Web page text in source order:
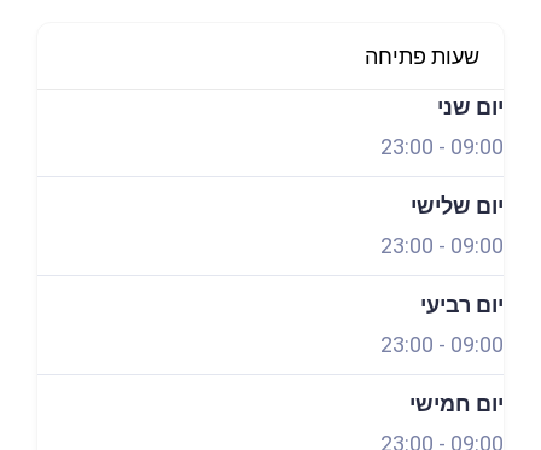
שעות פתיחה
יום שני
09:00
-
23:00
יום שלישי
09:00
-
23:00
יום רביעי
09:00
-
23:00
יום חמישי
09:00
-
23:00